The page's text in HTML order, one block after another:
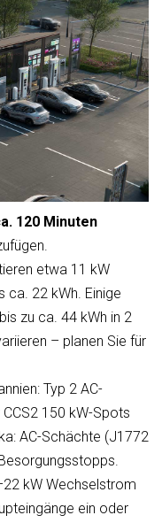
120 Minuten
etwa 11 kW
ca. 22 kWh. Einige
zu ca. 44 kWh in 2
– planen Sie für
Typ 2 AC-
150 kW-Spots
AC-Schächte (J1772
kW Wechselstrom
ein oder